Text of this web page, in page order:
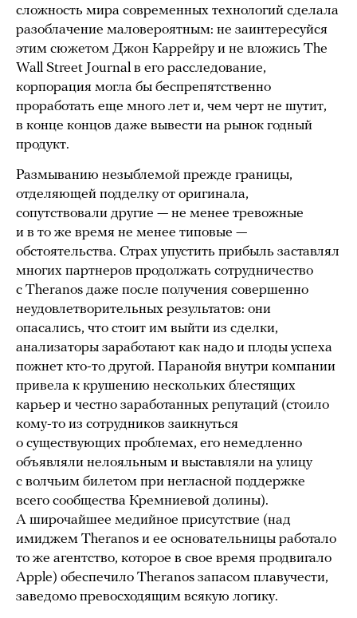
сложность мира современных технологий сделала
разоблачение маловероятным: не заинтересуйся
этим сюжетом Джон Каррейру и не вложись The
Wall Street Journal в его расследование,
корпорация могла бы беспрепятственно
проработать еще много лет и, чем черт не шутит,
в конце концов даже вывести на рынок годный
продукт.
Размыванию незыблемой прежде границы,
отделяющей подделку от оригинала,
сопутствовали другие — не менее тревожные
и в то же время не менее типовые —
обстоятельства. Страх упустить прибыль заставлял
многих партнеров продолжать сотрудничество
с Theranos даже после получения совершенно
неудовлетворительных результатов: они
опасались, что стоит им выйти из сделки,
анализаторы заработают как надо и плоды успеха
пожнет кто-то другой. Паранойя внутри компании
привела к крушению нескольких блестящих
карьер и честно заработанных репутаций (стоило
кому-то из сотрудников заикнуться
о существующих проблемах, его немедленно
объявляли нелояльным и выставляли на улицу
с волчьим билетом при негласной поддержке
всего сообщества Кремниевой долины).
А широчайшее медийное присутствие (над
имиджем Theranos и ее основательницы работало
то же агентство, которое в свое время продвигало
Apple) обеспечило Theranos запасом плавучести,
заведомо превосходящим всякую логику.